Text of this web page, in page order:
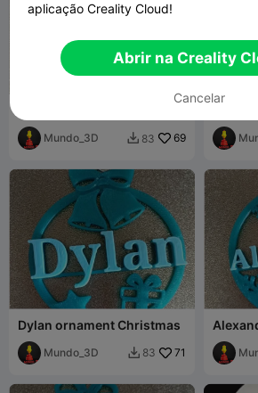
Mundo_3D  83 69
Dylan ornament Christmas
Mundo_3D  83 71
aplicação Creality Cloud!
Abrir na Creality
Cancelar